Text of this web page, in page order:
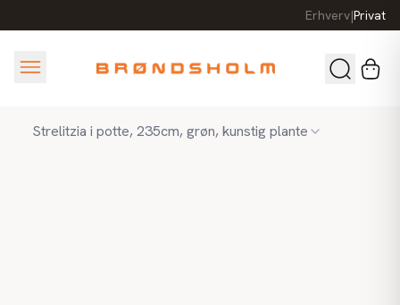
Erhverv|Privat
Strelitzia i potte, 235cm, grøn, kunstig plante